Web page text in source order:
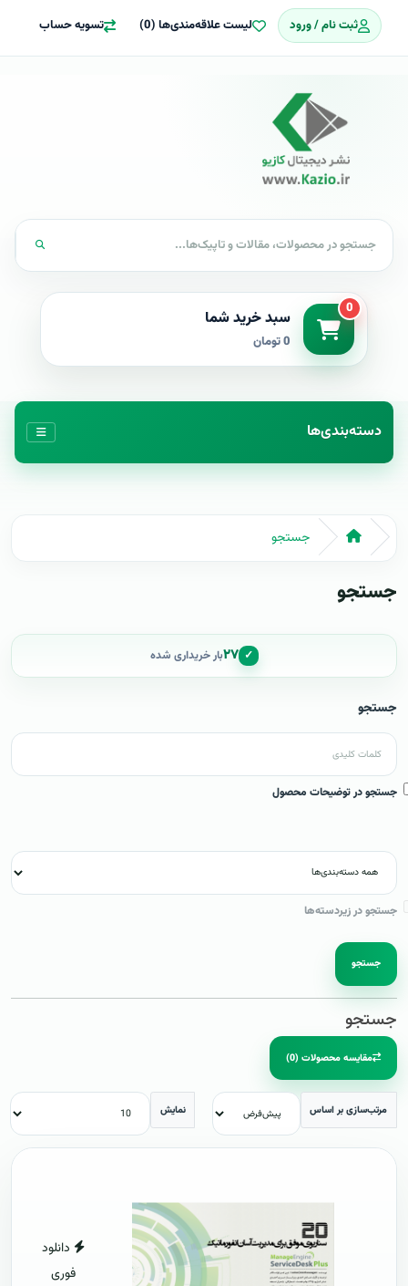
ثبت نام / ورود لیست علاقه‌مندی‌ها (0) تسویه حساب
0 سبد خرید شما
0 تومان
دسته‌بندی‌ها
جستجو
جستجو
✓ ۲۷بار خریداری شده
جستجو
جستجو در توضیحات محصول
جستجو در زیردسته‌ها
جستجو
جستجو
مقایسه محصولات (0)
مرتب‌سازی بر اساس نمایش
دانلود
فوری